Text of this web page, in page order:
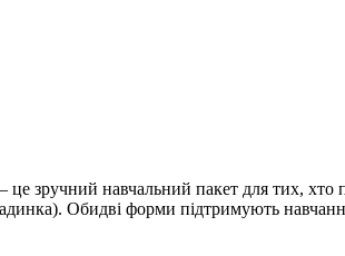
це зручний навчальний пакет для тих, хто
Обидві форми підтримують